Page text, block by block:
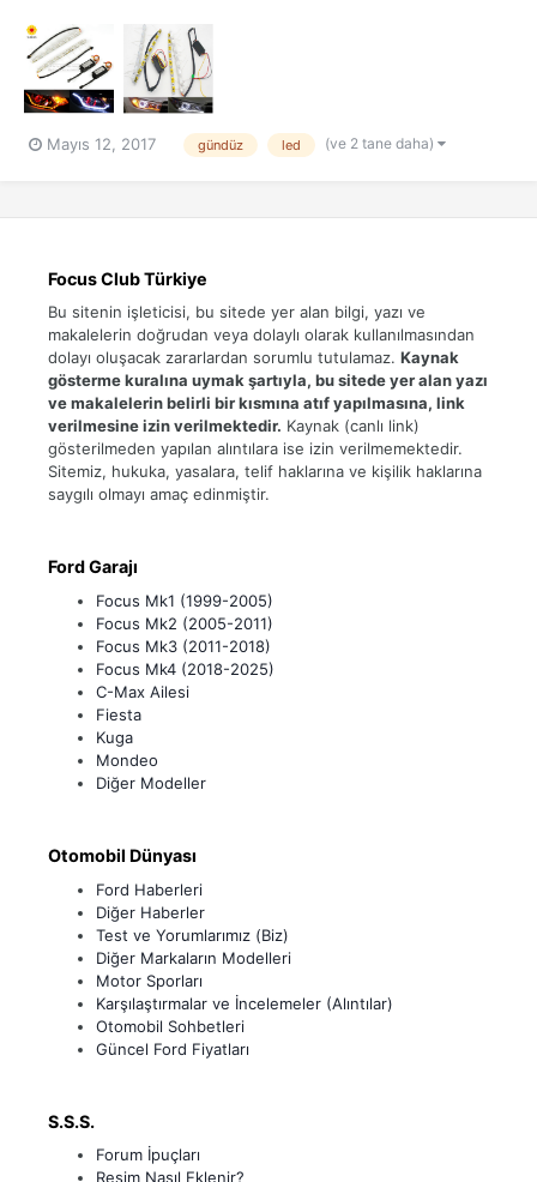
ekleyeyim buraya, o şekilde Focus'a yapabilir miyiz? Farın içini
açıp oraya led koyan oldu mu? Fara b...
Mayıs 12, 2017 gündüz led (ve 2 tane daha)
Focus Club Türkiye
Bu sitenin işleticisi, bu sitede yer alan bilgi, yazı ve
makalelerin doğrudan veya dolaylı olarak kullanılmasından
dolayı oluşacak zararlardan sorumlu tutulamaz. Kaynak
gösterme kuralına uymak şartıyla, bu sitede yer alan yazı
ve makalelerin belirli bir kısmına atıf yapılmasına, link
verilmesine izin verilmektedir. Kaynak (canlı link)
gösterilmeden yapılan alıntılara ise izin verilmemektedir.
Sitemiz, hukuka, yasalara, telif haklarına ve kişilik haklarına
saygılı olmayı amaç edinmiştir.
Ford Garajı
Focus Mk1 (1999-2005)
Focus Mk2 (2005-2011)
Focus Mk3 (2011-2018)
Focus Mk4 (2018-2025)
C-Max Ailesi
Fiesta
Kuga
Mondeo
Diğer Modeller
Otomobil Dünyası
Ford Haberleri
Diğer Haberler
Test ve Yorumlarımız (Biz)
Diğer Markaların Modelleri
Motor Sporları
Karşılaştırmalar ve İncelemeler (Alıntılar)
Otomobil Sohbetleri
Güncel Ford Fiyatları
S.S.S.
Forum İpuçları
Resim Nasıl Eklenir?